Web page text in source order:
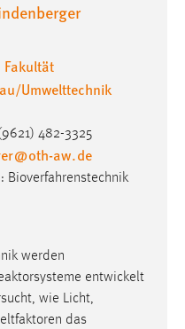
Umwelttechnik
482-3325
@oth-aw.de
Bioverfahrenstechnik
werden
entwickelt
wie Licht,
das